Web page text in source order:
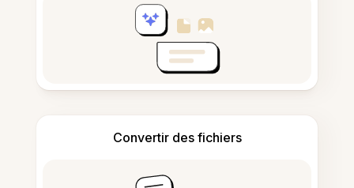
Convertir des fichiers